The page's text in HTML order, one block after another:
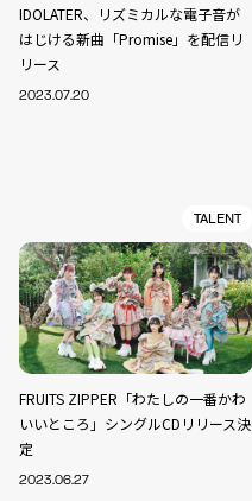
IDOLATER、リズミカルな電子音が
はじける新曲「Promise」を配信リ
リース
2023.07.20
TALENT
FRUITS ZIPPER「わたしの一番かわ
いいところ」シングルCDリリース決
定
2023.06.27